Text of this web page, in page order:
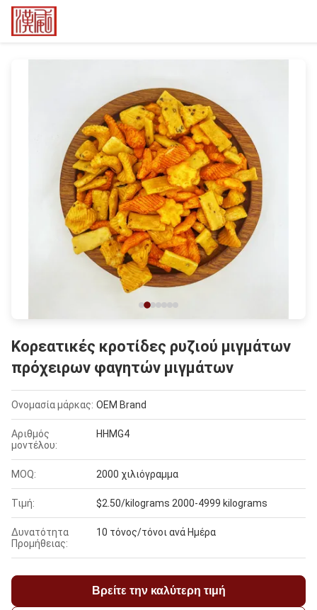
Κορεατικές κροτίδες ρυζιού μιγμάτων
πρόχειρων φαγητών μιγμάτων
Ονομασία μάρκας: OEM Brand
Αριθμός
μοντέλου:
HHMG4
MOQ: 2000 χιλιόγραμμα
Τιμή: $2.50/kilograms 2000-4999 kilograms
Δυνατότητα
Προμήθειας:
10 τόνος/τόνοι ανά Ημέρα
Βρείτε την καλύτερη τιμή